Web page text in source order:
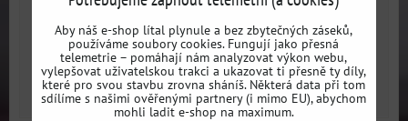
s DPH
Dostupnost:3 dni
ZVOLTE VARIANTU
Aby náš e-shop lítal plynule a bez zbytečných záseků,
používáme soubory cookies. Fungují jako přesná
telemetrie – pomáhají nám analyzovat výkon webu,
vylepšovat uživatelskou trakci a ukazovat ti přesně ty díly,
které pro svou stavbu zrovna sháníš. Některá data při tom
sdílíme s našimi ověřenými partnery (i mimo EU), abychom
mohli ladit e-shop na maximum.